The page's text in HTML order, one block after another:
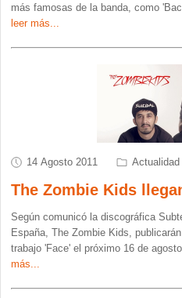
más famosas de la banda, como
leer más...
14 Agosto 2011 Actualidad
The Zombie Kids
Según comunicó la discográfica
España, The Zombie Kids,
trabajo 'Face' el próximo 16 de
más...